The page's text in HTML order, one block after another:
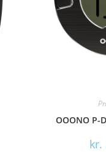
OOONO P-
kr.